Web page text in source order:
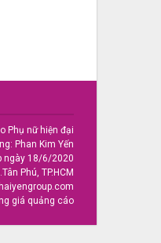
Phụ nữ hiện đại
Phan Kim Yến
ngày 18/6/2020
Phú, TP.HCM
giá quảng cáo